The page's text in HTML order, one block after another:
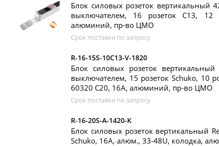
Блок силовых розеток вертикальный
выключателем, 16 розеток C13, 12
алюминий, пр-во ЦМО
Срок поставки по запросу
R-16-15S-10C13-V-1820
Блок силовых розеток
выключателем, 15 розеток Schuko, 10
60320 C20, 16А, алюминий, пр-во ЦМО
Срок поставки по запросу
R-16-20S-A-1420-K
Блок силовых розеток вертикальный
Schuko, 16A, алюм., 33-48U, колодка,